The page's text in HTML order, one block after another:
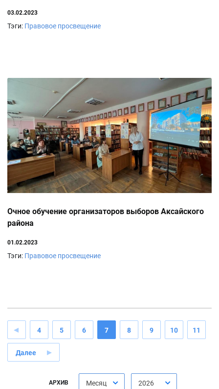
03.02.2023
Тэги: Правовое просвещение
Очное обучение организаторов выборов Аксайского
района
01.02.2023
Тэги: Правовое просвещение
4 5 6 7 8 9 10 11
Далее
АРХИВ Месяц 2026